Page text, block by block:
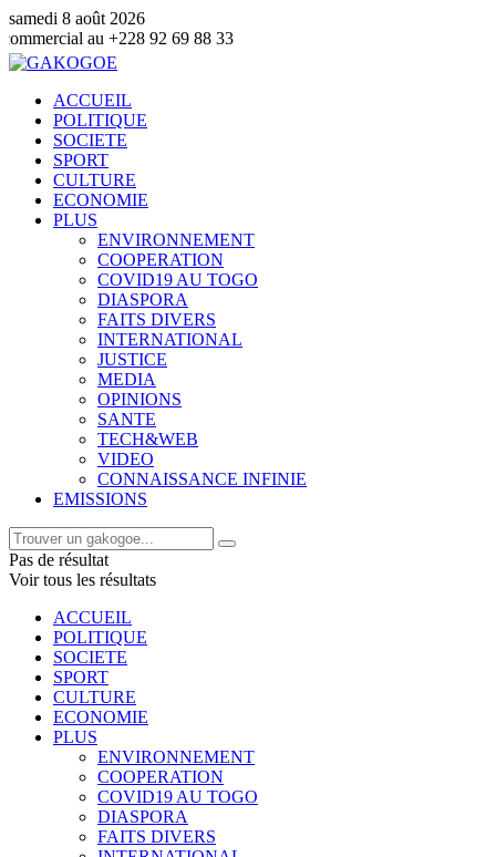
samedi 8 août 2026
92 69 88 33
ACCUEIL
POLITIQUE
SOCIETE
SPORT
CULTURE
ECONOMIE
PLUS
ENVIRONNEMENT
COOPERATION
COVID19 AU TOGO
DIASPORA
FAITS DIVERS
INTERNATIONAL
JUSTICE
MEDIA
OPINIONS
SANTE
TECH&WEB
VIDEO
CONNAISSANCE INFINIE
EMISSIONS
Pas de résultat
Voir tous les résultats
ACCUEIL
POLITIQUE
SOCIETE
SPORT
CULTURE
ECONOMIE
PLUS
ENVIRONNEMENT
COOPERATION
COVID19 AU TOGO
DIASPORA
FAITS DIVERS